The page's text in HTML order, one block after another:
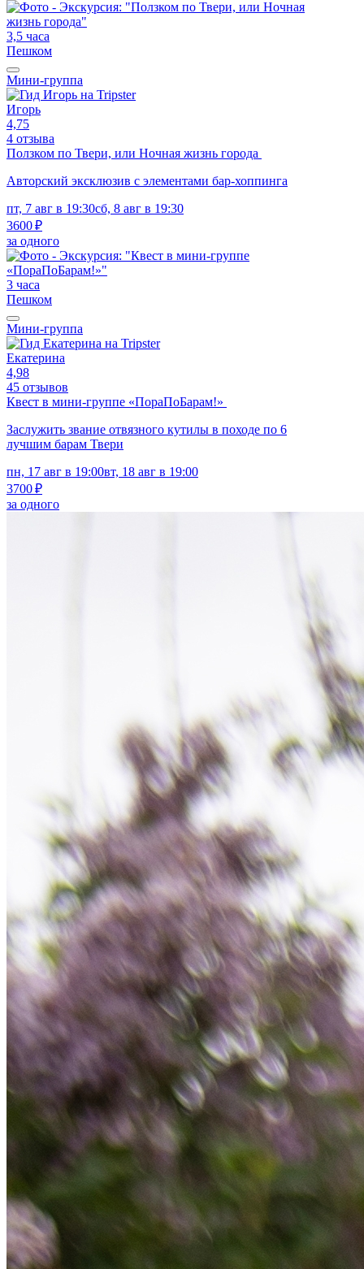
3,5 часа
Пешком
Мини-группа
Игорь
4,75
4 отзыва
Ползком по Твери, или Ночная жизнь города
Авторский эксклюзив с элементами бар-хоппинга
пт, 7 авг в 19:30сб, 8 авг в 19:30
3600 ₽
за одного
3 часа
Пешком
Мини-группа
Екатерина
4,98
45 отзывов
Квест в мини-группе «ПораПоБарам!»
Заслужить звание отвязного кутилы в походе по 6
лучшим барам Твери
пн, 17 авг в 19:00вт, 18 авг в 19:00
3700 ₽
за одного